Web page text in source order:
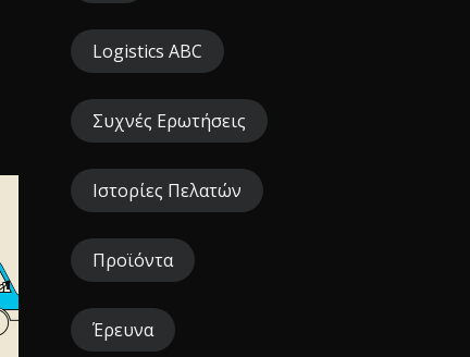
Logistics ABC
Συχνές Ερωτήσεις
Ιστορίες Πελατών
Προϊόντα
Έρευνα